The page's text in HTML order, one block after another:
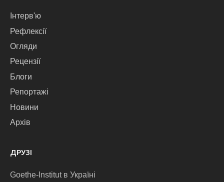
Інтерв'ю
Рефлексії
Огляди
Рецензії
Блоги
Репортажі
Новини
Архів
ДРУЗІ
Goethe-Institut в Україні